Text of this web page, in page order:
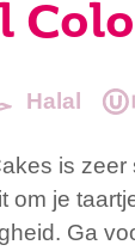
Halal
is
om je
Ga